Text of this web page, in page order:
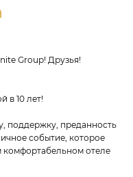
Group! Друзья!
в 10 лет!
поддержку, преданность
событие, которое
комфортабельном отеле